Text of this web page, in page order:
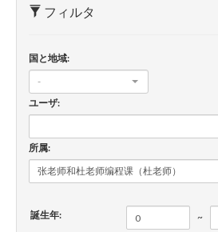
EN
新規登録
フィルタ
国と地域:
-
ユーザ:
所属:
誕生年: ~